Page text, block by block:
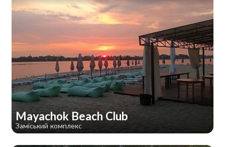
Mayachok Beach Club
Заміський комплекс